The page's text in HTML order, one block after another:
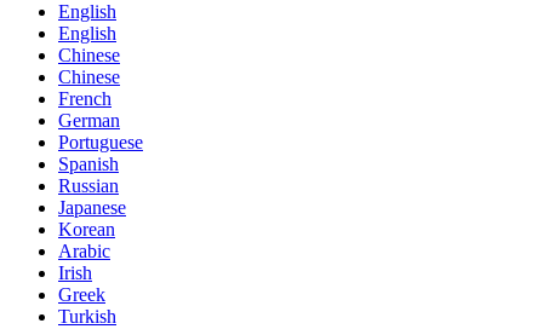
English
English
Chinese
Chinese
French
German
Portuguese
Spanish
Russian
Japanese
Korean
Arabic
Irish
Greek
Turkish